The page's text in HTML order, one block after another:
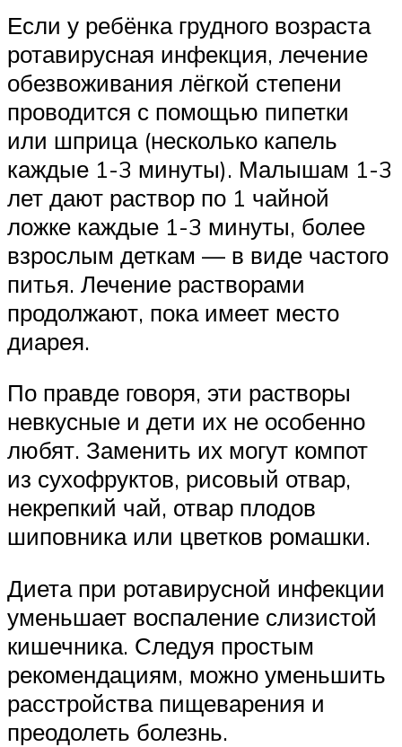
Если у ребёнка грудного возраста
ротавирусная инфекция, лечение
обезвоживания лёгкой степени
проводится с помощью пипетки
или шприца (несколько капель
каждые 1-3 минуты). Малышам 1-3
лет дают раствор по 1 чайной
ложке каждые 1-3 минуты, более
взрослым деткам — в виде частого
питья. Лечение растворами
продолжают, пока имеет место
диарея.
По правде говоря, эти растворы
невкусные и дети их не особенно
любят. Заменить их могут компот
из сухофруктов, рисовый отвар,
некрепкий чай, отвар плодов
шиповника или цветков ромашки.
Диета при ротавирусной инфекции
уменьшает воспаление слизистой
кишечника. Следуя простым
рекомендациям, можно уменьшить
расстройства пищеварения и
преодолеть болезнь.